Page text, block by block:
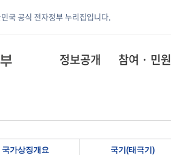
국 공식 전자정부 누리집입니다.
정보공개 참여 · 민원
국가상징개요 국기(태극기)